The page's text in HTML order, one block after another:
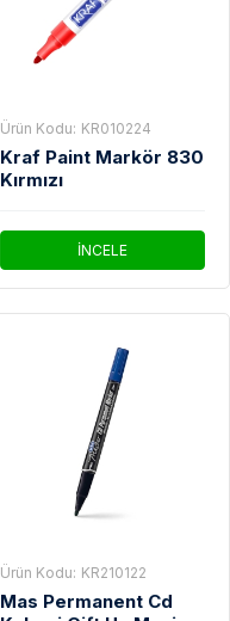
Ürün Kodu: KR010224
Kraf Paint Markör 830
Kırmızı
İNCELE
Ürün Kodu: KR210122
Mas Permanent Cd